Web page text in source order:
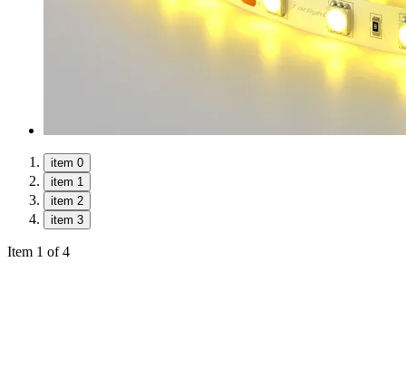
item 0
item 1
item 2
item 3
Item 1 of 4